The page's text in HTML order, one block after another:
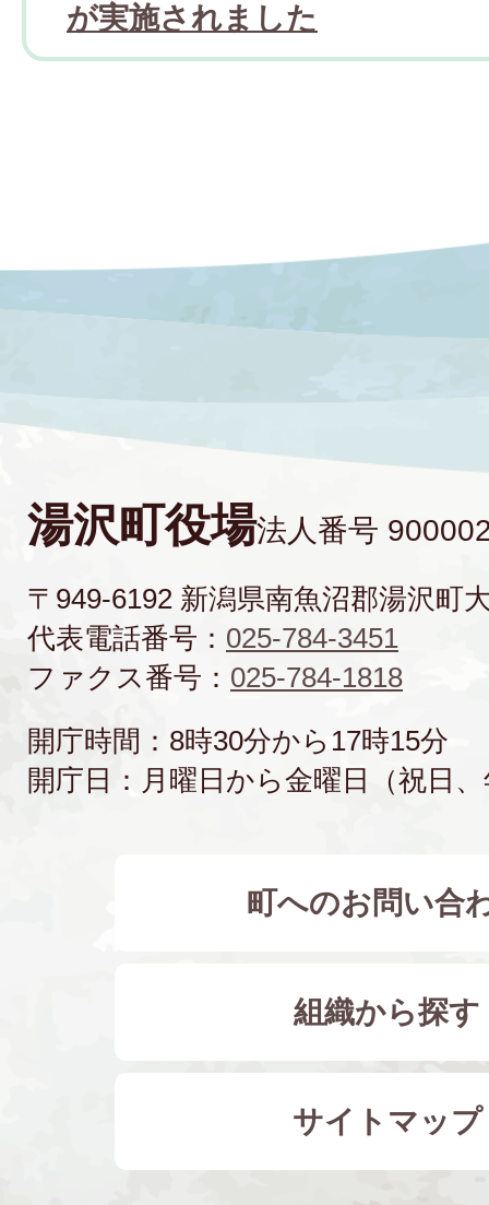
が実施されました
湯沢町役場法人番号
〒949-6192 新潟県南魚沼郡湯沢町
代表電話番号： 025-784-3451
ファクス番号： 025-784-1818
開庁時間：8時30分から17時15分
開庁日：月曜日から金曜日（祝日
町へのお問い合
組織から探す
サイトマップ